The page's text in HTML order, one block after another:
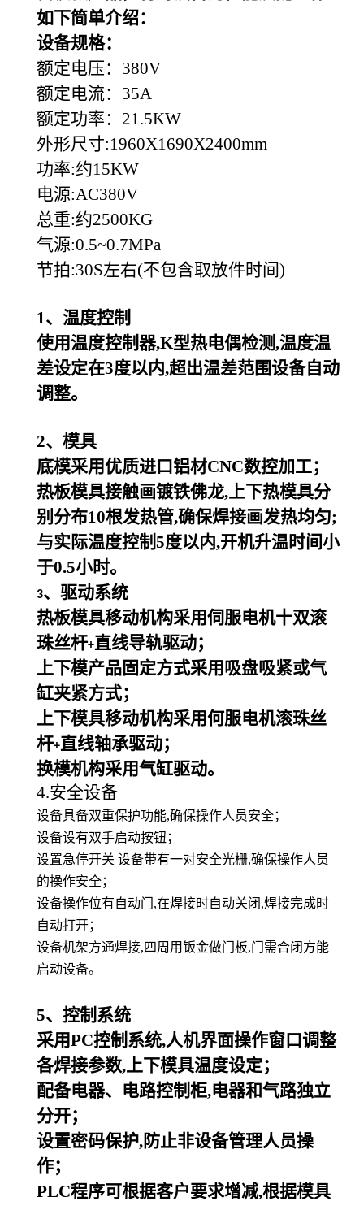
如下简单介绍：
设备规格：
额定电压：380V
额定电流：35A
额定功率：21.5KW
外形尺寸:1960X1690X2400mm
功率:约15KW
电源:AC380V
总重:约2500KG
气源:0.5~0.7MPa
节拍:30S左右(不包含取放件时间)
1、温度控制
使用温度控制器,K型热电偶检测,温度温
差设定在3度以内,超出温差范围设备自动
调整。
2、模具
底模采用优质进口铝材CNC数控加工；
热板模具接触画镀铁佛龙,上下热模具分
别分布10根发热管,确保焊接画发热均匀;
与实际温度控制5度以内,开机升温时间小
于0.5小时。
3、驱动系统
热板模具移动机构采用伺服电机十双滚
珠丝杆+直线导轨驱动；
上下模产品固定方式采用吸盘吸紧或气
缸夹紧方式；
上下模具移动机构采用何服电机滚珠丝
杆+直线轴承驱动；
换模机构采用气缸驱动。
4.安全设备
设备具备双重保护功能,确保操作人员安全；
设备设有双手启动按钮；
设置急停开关 设备带有一对安全光栅,确保操作人员
的操作安全；
设备操作位有自动门,在焊接时自动关闭,焊接完成时
自动打开；
设备机架方通焊接,四周用钣金做门板,门需合闭方能
启动设备。
5、控制系统
采用PC控制系统,人机界面操作窗口调整
各焊接参数,上下模具温度设定；
配备电器、电路控制柜,电器和气路独立
分开；
设置密码保护,防止非设备管理人员操
作；
PLC程序可根据客户要求增减,根据模具